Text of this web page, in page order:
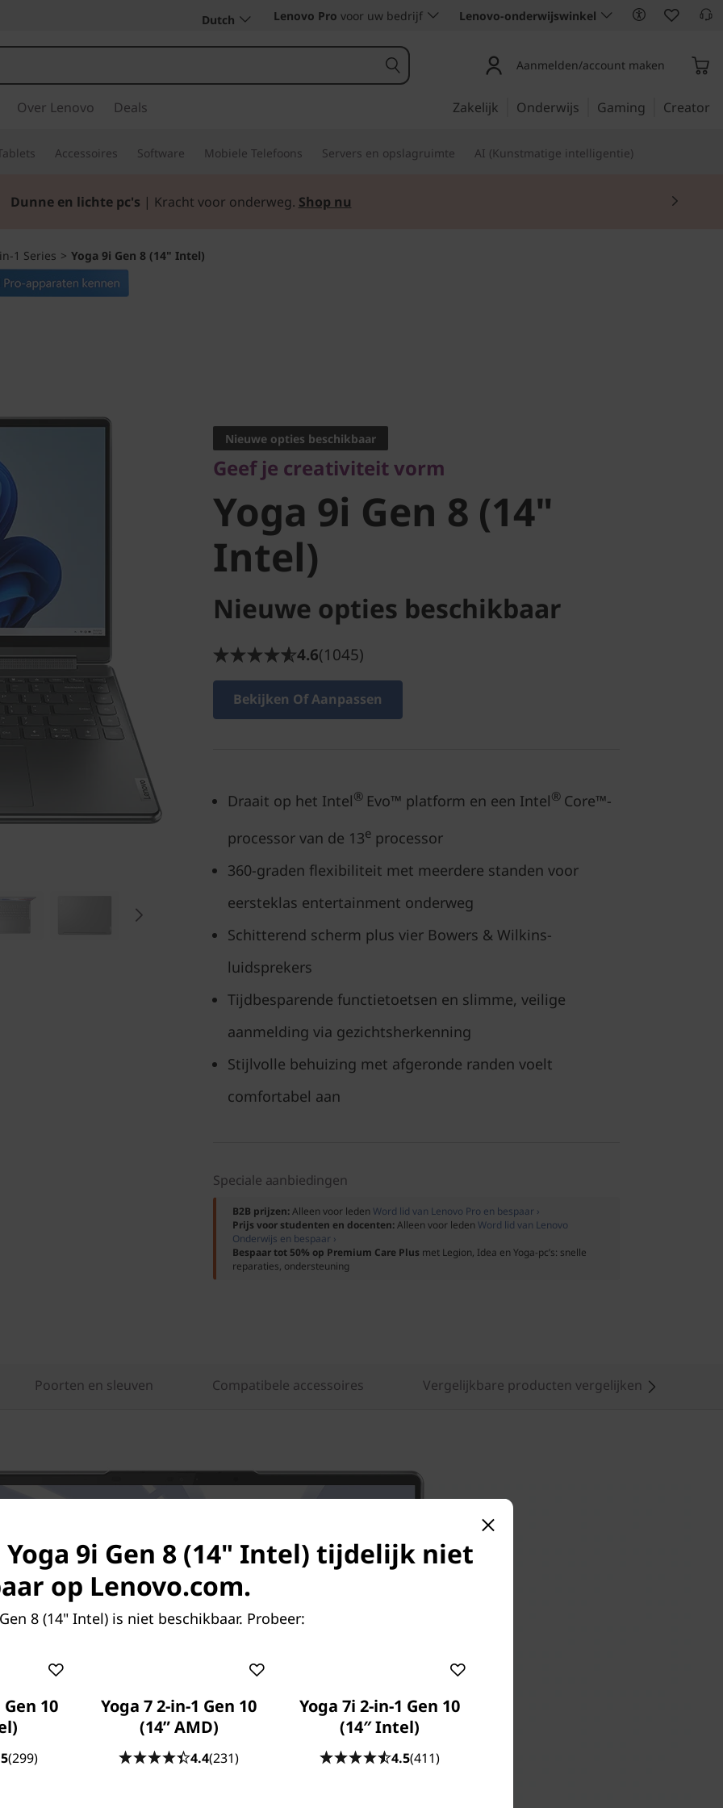
Dutch Lenovo Pro voor uw bedrijf Lenovo-onderwijswinkel
Aanmelden/account maken
Over Lenovo Deals Zakelijk Onderwijs Gaming Creator
Accessoires Software Mobiele Telefoons Servers en opslagruimte AI (Kunstmatige intelligentie)
Dunne en lichte pc's | Kracht voor onderweg. Shop nu
1 Series > Yoga 9i Gen 8 (14" Intel)
Yoga 9i Gen 8 (14"
Intel)
Nieuwe opties beschikbaar
Geef je creativiteit vorm
Yoga 9i Gen 8 (14"
Intel)
Nieuwe opties beschikbaar
4.6(1045)
Bekijken Of Aanpassen
Draait op het Intel® Evo™ platform en een Intel® Core™-
processor van de 13e processor
360-graden flexibiliteit met meerdere standen voor
eersteklas entertainment onderweg
Schitterend scherm plus vier Bowers & Wilkins-
luidsprekers
Tijdbesparende functietoetsen en slimme, veilige
aanmelding via gezichtsherkenning
Stijlvolle behuizing met afgeronde randen voelt
comfortabel aan
Speciale aanbiedingen
B2B prijzen:Alleen voor leden Word lid van Lenovo Pro en bespaar ›
Prijs voor studenten en docenten:Alleen voor leden Word lid van Lenovo
Onderwijs en bespaar ›
Bespaar tot 50% op Premium Care Plus met Legion, Idea en Yoga-pc’s: snelle
reparaties, ondersteuning
Poorten en sleuven Compatibele accessoires Vergelijkbare producten vergelijken
Yoga 9i Gen 8 (14" Intel) tijdelijk niet
op Lenovo.com.
8 (14" Intel) is niet beschikbaar. Probeer:
10
(299)
Yoga 7 2-in-1 Gen 10
(14” AMD)
4.4(231)
Yoga 7i 2-in-1 Gen 10
(14″ Intel)
4.5(411)